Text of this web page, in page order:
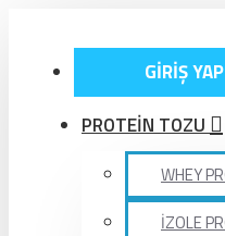
GİRİŞ
PROTEİN TOZU
WHEY
İZOLE